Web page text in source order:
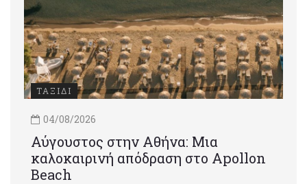
ΤΑΞΙΔΙ
04/08/2026
Αύγουστος στην Αθήνα: Μια
καλοκαιρινή απόδραση στο Apollon
Beach